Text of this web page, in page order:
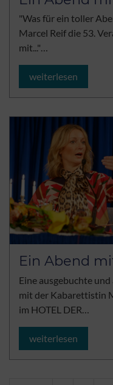
"Was für ein toller
Marcel Reif die 53.
mit..."…
weiterlesen
Ein Abend
Eine ausgebuchte
mit der Kabarettistin
im HOTEL DER…
weiterlesen